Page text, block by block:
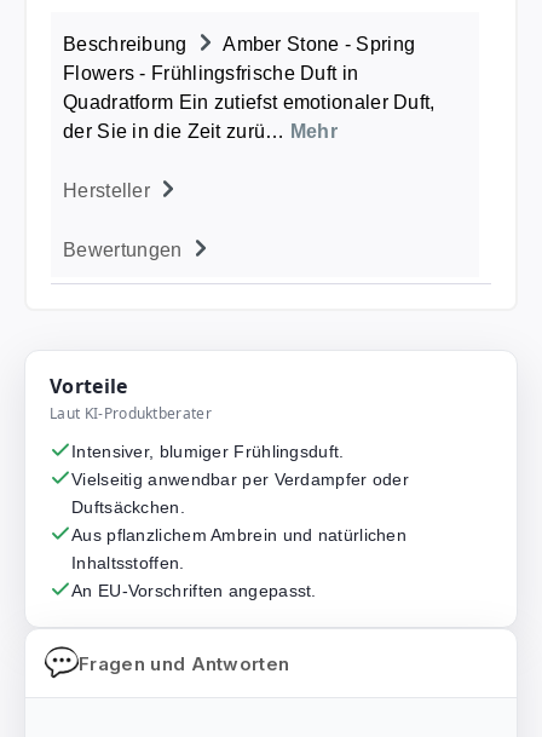
Beschreibung
Amber Stone - Spring
Flowers - Frühlingsfrische Duft in
Quadratform Ein zutiefst emotionaler Duft,
der Sie in die Zeit zurü… Mehr
Hersteller
Bewertungen
Vorteile
Laut KI-Produktberater
Intensiver, blumiger Frühlingsduft.
Vielseitig anwendbar per Verdampfer oder
Duftsäckchen.
Aus pflanzlichem Ambrein und natürlichen
Inhaltsstoffen.
An EU-Vorschriften angepasst.
Fragen und Antworten